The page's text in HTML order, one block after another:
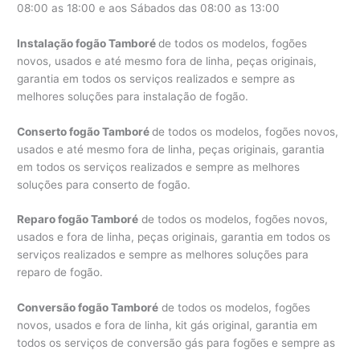
08:00 as 18:00 e aos Sábados das 08:00 as 13:00
Instalação fogão Tamboréde todos os modelos, fogões
novos, usados e até mesmo fora de linha, peças originais,
garantia em todos os serviços realizados e sempre as
melhores soluções para instalação de fogão.
Conserto fogão Tamboréde todos os modelos, fogões novos,
usados e até mesmo fora de linha, peças originais, garantia
em todos os serviços realizados e sempre as melhores
soluções para conserto de fogão.
Reparo fogão Tamboré de todos os modelos, fogões novos,
usados e fora de linha, peças originais, garantia em todos os
serviços realizados e sempre as melhores soluções para
reparo de fogão.
Conversão fogão Tamboré de todos os modelos, fogões
novos, usados e fora de linha, kit gás original, garantia em
todos os serviços de conversão gás para fogões e sempre as